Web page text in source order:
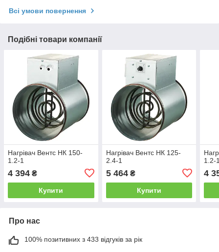
Всі умови повернення
Подібні товари компанії
Нагрівач Вентс НК 150-
1.2-1
4 394 ₴
Купити
Нагрівач Вентс НК 125-
2.4-1
5 464₴
Купити
1.2-
4
Про нас
100% позитивних з 433 відгуків за рік